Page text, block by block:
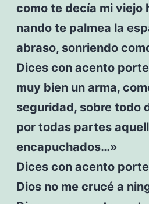
como te decía mi viejo
nando te palmea la
abraso, sonriendo
Dices con acento
muy bien un arma,
seguridad, sobre todo
por todas partes
encapuchados…»
Dices con acento
Dios no me crucé a